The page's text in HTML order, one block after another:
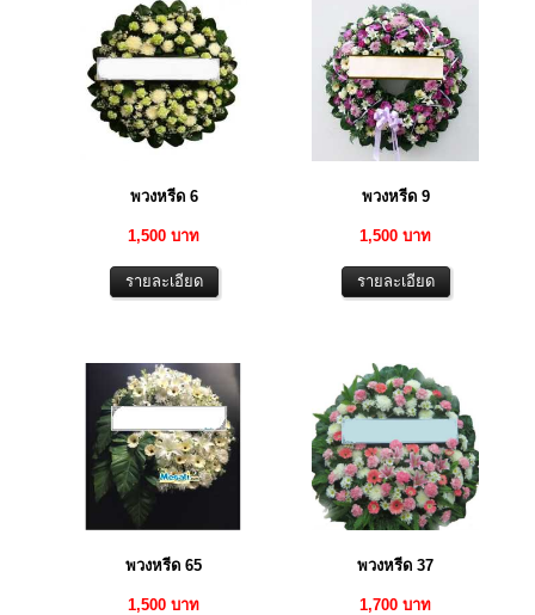
พวงหรีด 6
1,500 บาท
พวงหรีด 9
1,500 บาท
พวงหรีด 65
1,500 บาท
พวงหรีด 37
1,700 บาท